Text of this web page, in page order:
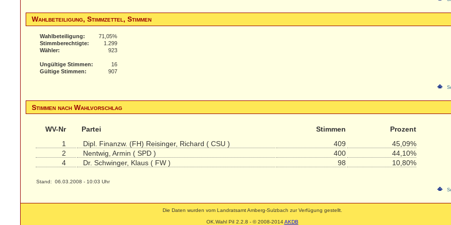
Wahlbeteiligung, Stimmzettel, Stimmen
Wahlbeteiligung:
71,05%
Stimmberechtigte:
1.299
Wähler:
923
Ungültige Stimmen:
16
Gültige Stimmen:
907
Stimmen nach Wahlvorschlag
WV-Nr Partei Stimmen
Prozent
1
Dipl. Finanzw. (FH) Reisinger, Richard ( CSU ) 409
45,09%
2
Nentwig, Armin ( SPD ) 400
44,10%
4
Dr. Schwinger, Klaus ( FW ) 98 10,80%
Stand: 06.03.2008 - 10:03 Uhr
Die Daten wurden vom Landratsamt Amberg-Sulzbach zur Verfügung gestellt.
OK.Wahl PiI 2.2.8 - © 2008-2014AKDB